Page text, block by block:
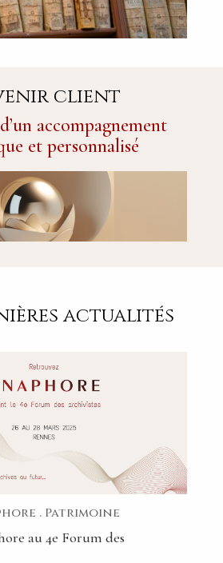
client
accompagnement
et personnalisé
actualités
. Patrimoine
au 4e Forum des